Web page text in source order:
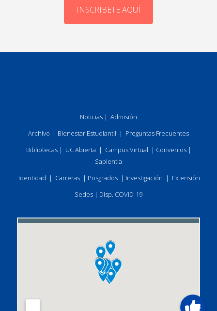
INSCRÍBETE AQUÍ
Noticias | Admisión
Archivo | Bienestar Estudiantil | Preguntas Frecuentes
Bibliotecas| UC Abierta | Campus Virtual | Convenios|
Sapientia
Identidad | Carreras | Posgrados | Investigación | Extensión
Sedes | Disp. COVID-19